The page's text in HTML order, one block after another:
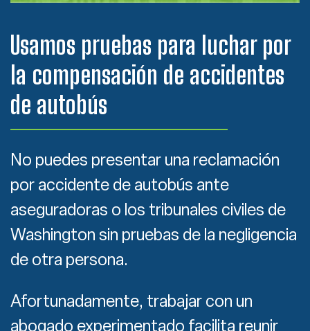
Usamos pruebas para luchar por
la compensación de accidentes
de autobús
No puedes presentar una reclamación
por accidente de autobús ante
aseguradoras o los tribunales civiles de
Washington sin pruebas de la negligencia
de otra persona.
Afortunadamente, trabajar con un
abogado experimentado facilita reunir